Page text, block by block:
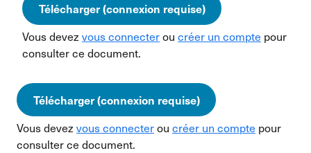
Télécharger (connexion requise)
Vous devez vous connecterou créer un compte pour
consulter ce document.
Télécharger (connexion requise)
Vous devez vous connecterou créer un compte pour
consulter ce document.